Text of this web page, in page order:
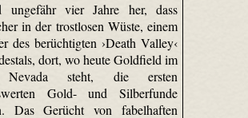
ungefähr vier Jahre her, dass
in der trostlosen Wüste, einem
des berüchtigten ›Death Valley‹
dort, wo heute Gol­dfield im
Nevada steht, die ersten
Gold- und Silberfunde
Das Gerücht von fabelhaften